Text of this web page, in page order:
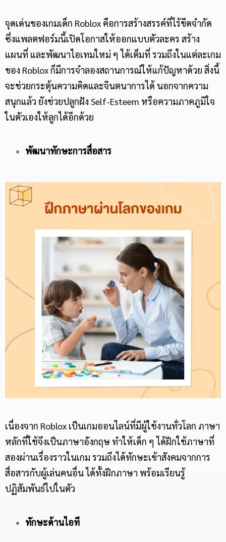
จุดเด่นของเกมเด็ก Roblox คือการสร้างสรรค์ที่ไร้ขีดจำกัด
ซึ่งแพลตฟอร์มนี้เปิดโอกาสให้ออกแบบตัวละคร สร้าง
แผนที่ และพัฒนาไอเทมใหม่ ๆ ได้เต็มที่ รวมถึงในแต่ละเกม
ของ Roblox ก็มีการจำลองสถานการณ์ให้แก้ปัญหาด้วย สิ่งนี้
จะช่วยกระตุ้นความคิดและจินตนาการได้ นอกจากความ
สนุกแล้ว ยังช่วยปลูกฝัง Self-Esteem หรือความภาคภูมิใจ
ในตัวเองให้ลูกได้อีกด้วย
พัฒนาทักษะการสื่อสาร
เนื่องจาก Roblox เป็นเกมออนไลน์ที่มีผู้ใช้งานทั่วโลก ภาษา
หลักที่ใช้จึงเป็นภาษาอังกฤษ ทำให้เด็ก ๆ ได้ฝึกใช้ภาษาที่
สองผ่านเรื่องราวในเกม รวมถึงได้ทักษะเข้าสังคมจากการ
สื่อสารกับผู้เล่นคนอื่น ได้ทั้งฝึกภาษา พร้อมเรียนรู้
ปฏิสัมพันธ์ไปในตัว
ทักษะด้านไอที